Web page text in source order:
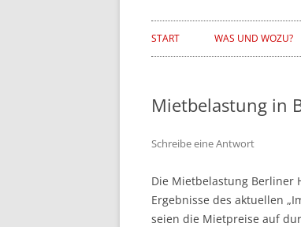
START WAS UND WOZU?
Mietbelastung in
Schreibe eine Antwort
Die Mietbelastung Berliner
Ergebnisse des aktuellen
seien die Mietpreise auf